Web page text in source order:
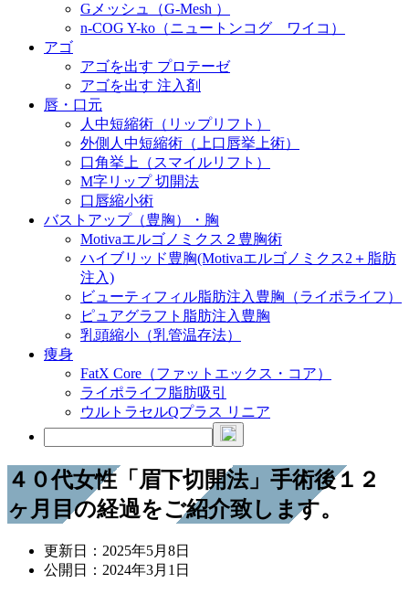
Gメッシュ（G-Mesh ）
n-COG Y-ko（ニュートンコグ ワイコ）
アゴ
アゴを出す プロテーゼ
アゴを出す 注入剤
唇・口元
人中短縮術（リップリフト）
外側人中短縮術（上口唇挙上術）
口角挙上（スマイルリフト）
M字リップ 切開法
口唇縮小術
バストアップ（豊胸）・胸
Motivaエルゴノミクス２豊胸術
ハイブリッド豊胸(Motivaエルゴノミクス2＋脂肪
注入)
ビューティフィル脂肪注入豊胸（ライポライフ）
ピュアグラフト脂肪注入豊胸
乳頭縮小（乳管温存法）
痩身
FatX Core（ファットエックス・コア）
ライポライフ脂肪吸引
ウルトラセルQプラス リニア
４０代女性「眉下切開法」手術後１２
ヶ月目の経過をご紹介致します。
更新日： 2025年5月8日
公開日： 2024年3月1日